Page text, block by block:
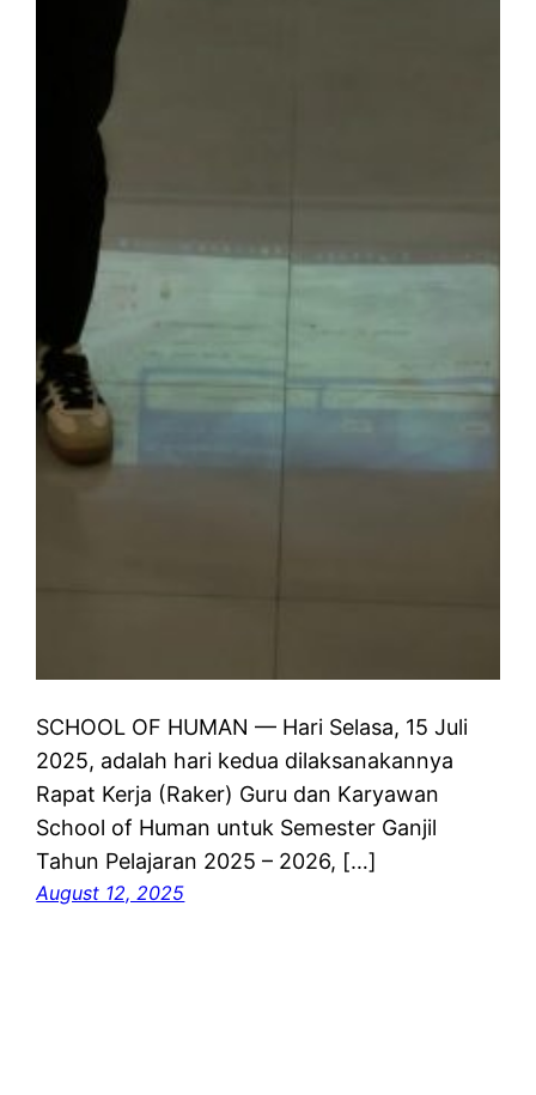
SCHOOL OF HUMAN — Hari Selasa, 15 Juli
2025, adalah hari kedua dilaksanakannya
Rapat Kerja (Raker) Guru dan Karyawan
School of Human untuk Semester Ganjil
Tahun Pelajaran 2025 – 2026, […]
August 12, 2025